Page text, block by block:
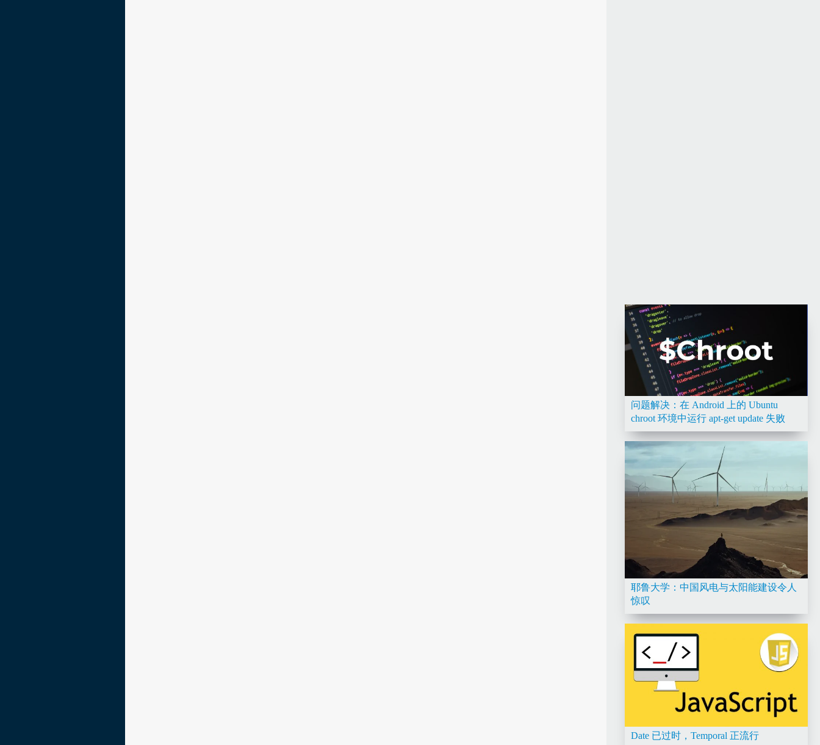
问题解决：在 Android 上的 Ubuntu
chroot 环境中运行 apt-get update 失败
耶鲁大学：中国风电与太阳能建设令人
惊叹
Date 已过时，Temporal 正流行